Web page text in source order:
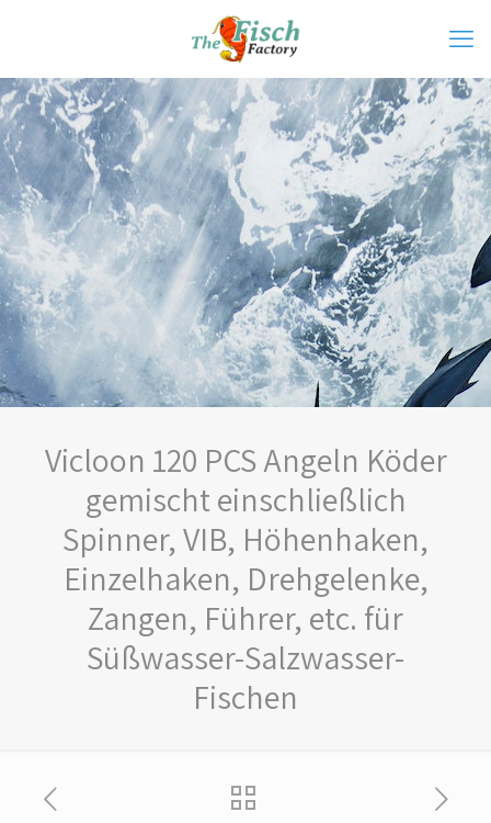
Vicloon 120 PCS Angeln Köder
gemischt einschließlich
Spinner, VIB, Höhenhaken,
Einzelhaken, Drehgelenke,
Zangen, Führer, etc. für
Süßwasser-Salzwasser-
Fischen